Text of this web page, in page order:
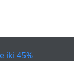
iki 45%